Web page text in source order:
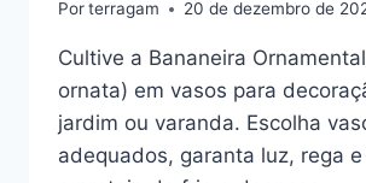
Porterragam 20 de dezembro de
Cultive a Bananeira
ornata) em vasos para
jardim ou varanda. Escolha
adequados, garanta luz, rega